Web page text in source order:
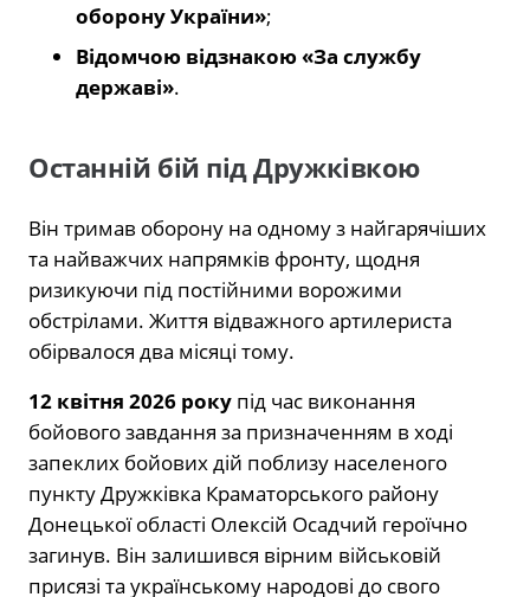
оборону України»;
Відомчою відзнакою «За службу
державі».
Останній бій під Дружківкою
Він тримав оборону на одному з найгарячіших
та найважчих напрямків фронту, щодня
ризикуючи під постійними ворожими
обстрілами. Життя відважного артилериста
обірвалося два місяці тому.
12 квітня 2026 року під час виконання
бойового завдання за призначенням в ході
запеклих бойових дій поблизу населеного
пункту Дружківка Краматорського району
Донецької області Олексій Осадчий героїчно
загинув. Він залишився вірним військовій
присязі та українському народові до свого